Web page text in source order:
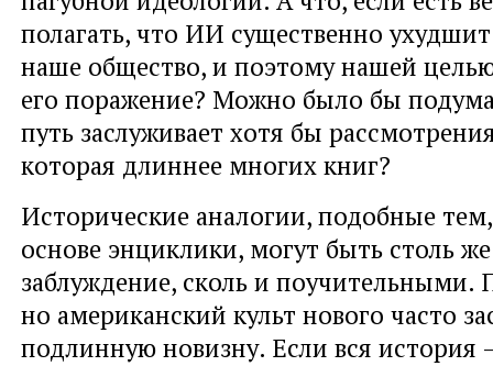
полагать, что ИИ существенно
наше общество, и поэтому нашей
его поражение? Можно было бы
путь заслуживает хотя бы
которая длиннее многих книг?
Исторические аналогии, подобные
основе энциклики, могут быть столь
заблуждение, сколь и поучительными.
но американский культ нового часто
подлинную новизну. Если вся история